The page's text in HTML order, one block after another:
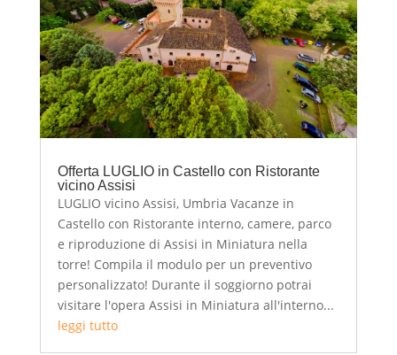
Offerta LUGLIO in Castello con Ristorante
vicino Assisi
LUGLIO vicino Assisi, Umbria Vacanze in
Castello con Ristorante interno, camere, parco
e riproduzione di Assisi in Miniatura nella
torre! Compila il modulo per un preventivo
personalizzato! Durante il soggiorno potrai
visitare l'opera Assisi in Miniatura all'interno...
leggi tutto